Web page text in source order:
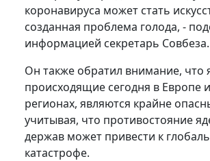
коронавируса может стать
созданная проблема голода, -
информацией секретарь Совбеза.
Он также обратил внимание, что
происходящие сегодня в Европе
регионах, являются крайне
учитывая, что противостояние
держав может привести к
катастрофе.